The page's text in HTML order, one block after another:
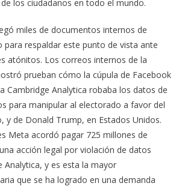
los ciudadanos en todo el mundo.
miles de documentos internos de
para respaldar este punto de vista ante
atónitos. Los correos internos de la
prueban cómo la cúpula de Facebook
Cambridge Analytica robaba los datos de
para manipular al electorado a favor del
y de Donald Trump, en Estados Unidos.
Meta acordó pagar 725 millones de
acción legal por violación de datos
Analytica, y es esta la mayor
que se ha logrado en una demanda